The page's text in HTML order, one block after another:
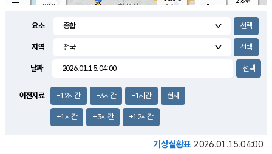
3.2m/s
29.9
-
4.3 m/s
요소
지역
날짜
이전자료 -12시간 -3시간 -1시간 현재
+1시간 +3시간 +12시간
기상실황표 2026.01.15.04:00